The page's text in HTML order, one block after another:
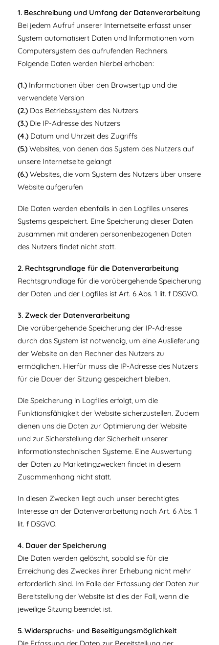
1. Beschreibung und Umfang der Datenverarbeitung
Bei jedem Aufruf unserer Internetseite erfasst unser
System automatisiert Daten und Informationen vom
Computersystem des aufrufenden Rechners.
Folgende Daten werden hierbei erhoben:
(1.) Informationen über den Browsertyp und die
verwendete Version
(2.) Das Betriebssystem des Nutzers
(3.) Die IP-Adresse des Nutzers
(4.) Datum und Uhrzeit des Zugriffs
(5.) Websites, von denen das System des Nutzers auf
unsere Internetseite gelangt
(6.) Websites, die vom System des Nutzers über unsere
Website aufgerufen
Die Daten werden ebenfalls in den Logfiles unseres
Systems gespeichert. Eine Speicherung dieser Daten
zusammen mit anderen personenbezogenen Daten
des Nutzers findet nicht statt.
2. Rechtsgrundlage für die Datenverarbeitung
Rechtsgrundlage für die vorübergehende Speicherung
der Daten und der Logfiles ist Art. 6 Abs. 1 lit. f DSGVO.
3. Zweck der Datenverarbeitung
Die vorübergehende Speicherung der IP-Adresse
durch das System ist notwendig, um eine Auslieferung
der Website an den Rechner des Nutzers zu
ermöglichen. Hierfür muss die IP-Adresse des Nutzers
für die Dauer der Sitzung gespeichert bleiben.
Die Speicherung in Logfiles erfolgt, um die
Funktionsfähigkeit der Website sicherzustellen. Zudem
dienen uns die Daten zur Optimierung der Website
und zur Sicherstellung der Sicherheit unserer
informationstechnischen Systeme. Eine Auswertung
der Daten zu Marketingzwecken findet in diesem
Zusammenhang nicht statt.
In diesen Zwecken liegt auch unser berechtigtes
Interesse an der Datenverarbeitung nach Art. 6 Abs. 1
lit. f DSGVO.
4. Dauer der Speicherung
Die Daten werden gelöscht, sobald sie für die
Erreichung des Zweckes ihrer Erhebung nicht mehr
erforderlich sind. Im Falle der Erfassung der Daten zur
Bereitstellung der Website ist dies der Fall, wenn die
jeweilige Sitzung beendet ist.
5. Widerspruchs- und Beseitigungsmöglichkeit